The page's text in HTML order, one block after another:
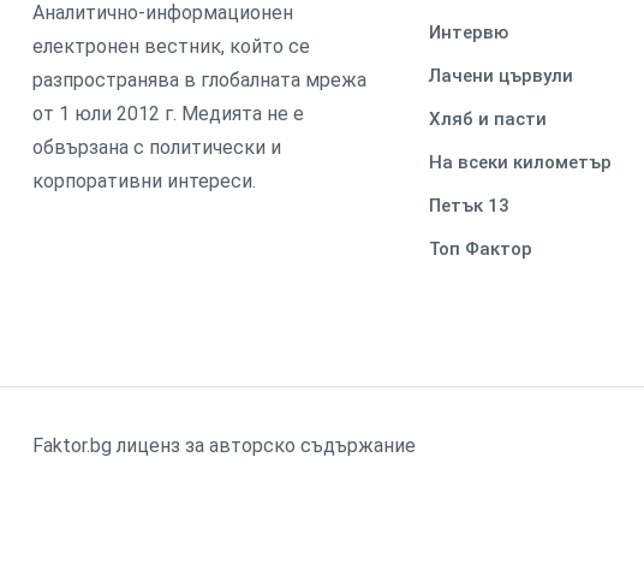
Аналитично-информационен
електронен вестник, който се
разпространява в глобалната мрежа
от 1 юли 2012 г. Медията не е
обвързана с политически и
корпоративни интереси.
Интервю
Лачени цървули
Хляб и пасти
На всеки километър
Петък 13
Топ Фактор
Faktor.bg лиценз за авторско съдържание